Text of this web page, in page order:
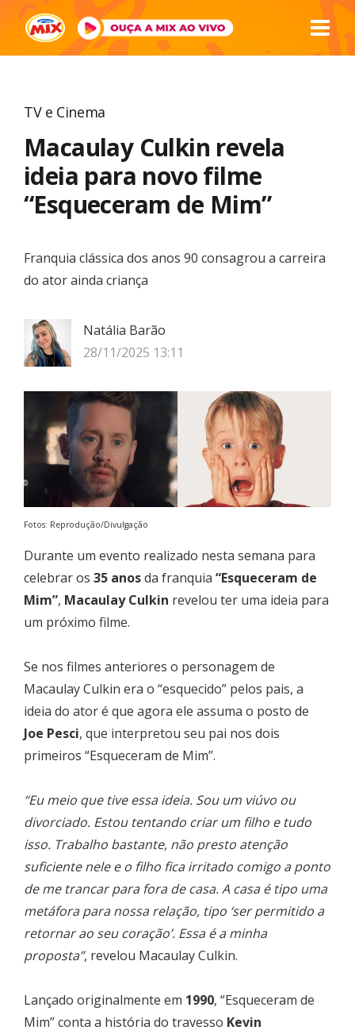
TV e Cinema
Macaulay Culkin revela
ideia para novo filme
“Esqueceram de Mim”
Franquia clássica dos anos 90 consagrou a carreira
do ator ainda criança
Natália Barão
28/11/2025 13:11
Fotos: Reprodução/Divulgação
Durante um evento realizado nesta semana para
celebrar os 35 anosda franquia “Esqueceram de
Mim”, Macaulay Culkin revelou ter uma ideia para
um próximo filme.
Se nos filmes anteriores o personagem de
Macaulay Culkin era o “esquecido” pelos pais, a
ideia do ator é que agora ele assuma o posto de
Joe Pesci, que interpretou seu pai nos dois
primeiros “Esqueceram de Mim”.
“Eu meio que tive essa ideia. Sou um viúvo ou
divorciado. Estou tentando criar um filho e tudo
isso. Trabalho bastante, não presto atenção
suficiente nele e o filho fica irritado comigo a ponto
de me trancar para fora de casa. A casa é tipo uma
metáfora para nossa relação, tipo ‘ser permitido a
retornar ao seu coração’. Essa é a minha
proposta”, revelou Macaulay Culkin.
Lançado originalmente em 1990, “Esqueceram de
Mim” conta a história do travesso Kevin